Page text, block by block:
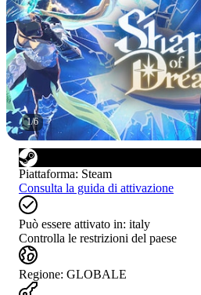
1/6
Piattaforma: Steam
Consulta la guida di attivazione
Può essere attivato in: italy
Controlla le restrizioni del paese
Regione: GLOBALE